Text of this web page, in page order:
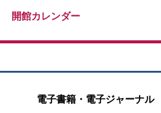
開館カレンダー
電子書籍・電子ジャーナル